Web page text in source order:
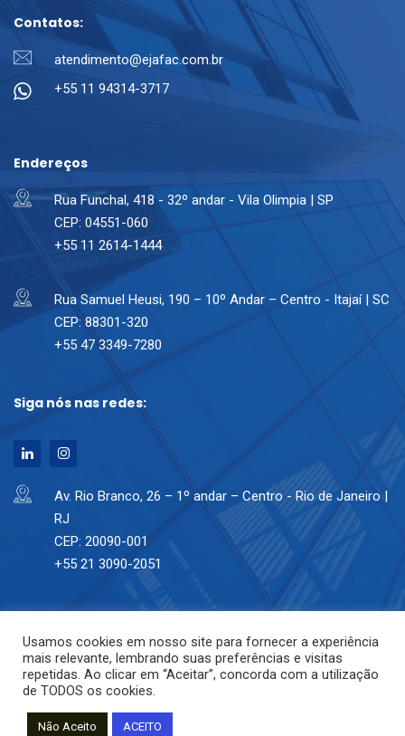
Contatos:
atendimento@ejafac.com.br
+55 11 94314-3717
Endereços
Rua Funchal, 418 - 32º andar - Vila Olimpia | SP
CEP: 04551-060
+55 11 2614-1444
Rua Samuel Heusi, 190 – 10º Andar – Centro - Itajaí | SC
CEP: 88301-320
+55 47 3349-7280
Siga nós nas redes:
Av. Rio Branco, 26 – 1º andar – Centro - Rio de Janeiro |
RJ
CEP: 20090-001
+55 21 3090-2051
Usamos cookies em nosso site para fornecer a experiência
mais relevante, lembrando suas preferências e visitas
repetidas. Ao clicar em “Aceitar”, concorda com a utilização
de TODOS os cookies.
Não Aceito ACEITO